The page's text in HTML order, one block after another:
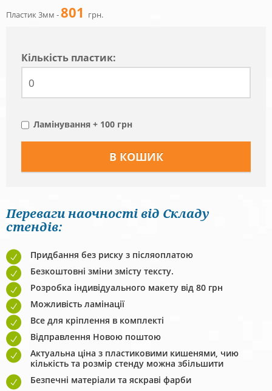
Пластик 3мм -801 грн.
Кiлькiсть пластик:
Ламінування + 100 грн
Переваги наочності від Складу
стендів:
Придбання без риску з післяоплатою
Безкоштовні зміни змісту тексту.
Розробка індивідуального макету від 80 грн
Можливість ламінації
Все для кріплення в комплекті
Відправлення Новою поштою
Актуальна ціна з пластиковими кишенями, чию
кількість та розмір стенду можна збільшити
Безпечні матеріали та яскраві фарби